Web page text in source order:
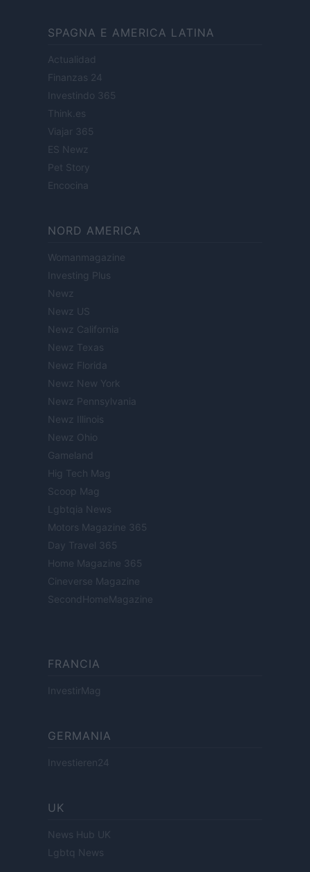
SPAGNA E AMERICA LATINA
Actualidad
Finanzas 24
Investindo 365
Think.es
Viajar 365
ES Newz
Pet Story
Encocina
NORD AMERICA
Womanmagazine
Investing Plus
Newz
Newz US
Newz California
Newz Texas
Newz Florida
Newz New York
Newz Pennsylvania
Newz Illinois
Newz Ohio
Gameland
Hig Tech Mag
Scoop Mag
Lgbtqia News
Motors Magazine 365
Day Travel 365
Home Magazine 365
Cineverse Magazine
SecondHomeMagazine
FRANCIA
InvestirMag
GERMANIA
Investieren24
UK
News Hub UK
Lgbtq News